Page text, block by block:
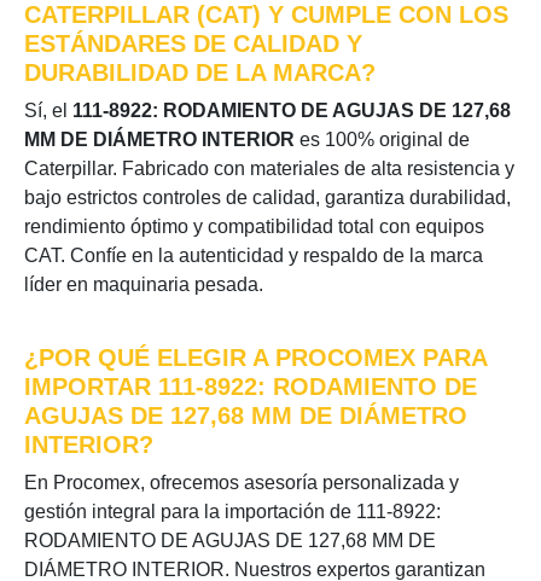
CATERPILLAR (CAT) Y CUMPLE CON LOS
ESTÁNDARES DE CALIDAD Y
DURABILIDAD DE LA MARCA?
Sí, el 111-8922: RODAMIENTO DE AGUJAS DE 127,68
MM DE DIÁMETRO INTERIOR es 100% original de
Caterpillar. Fabricado con materiales de alta resistencia y
bajo estrictos controles de calidad, garantiza durabilidad,
rendimiento óptimo y compatibilidad total con equipos
CAT. Confíe en la autenticidad y respaldo de la marca
líder en maquinaria pesada.
¿POR QUÉ ELEGIR A PROCOMEX PARA
IMPORTAR 111-8922: RODAMIENTO DE
AGUJAS DE 127,68 MM DE DIÁMETRO
INTERIOR?
En Procomex, ofrecemos asesoría personalizada y
gestión integral para la importación de 111-8922:
RODAMIENTO DE AGUJAS DE 127,68 MM DE
DIÁMETRO INTERIOR. Nuestros expertos garantizan